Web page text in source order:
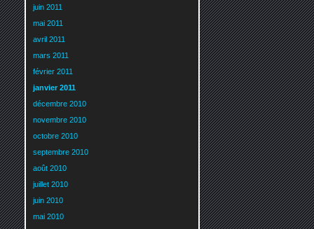
juin 2011
mai 2011
avril 2011
mars 2011
février 2011
janvier 2011
décembre 2010
novembre 2010
octobre 2010
septembre 2010
août 2010
juillet 2010
juin 2010
mai 2010